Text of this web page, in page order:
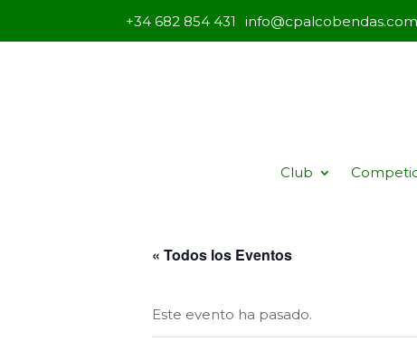
+34 682 854 431 info@cpalcobendas.com
Club
« Todos los Eventos
Este evento ha pasado.